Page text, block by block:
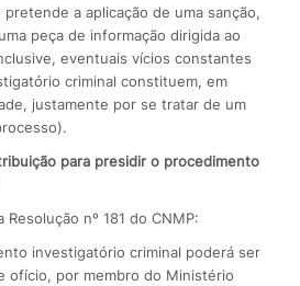
a aplicação de uma sanção,
peça de informação dirigida ao
eventuais vícios constantes
criminal constituem, em
justamente por se tratar de um
para presidir o procedimento
nº 181 do CNMP:
investigatório criminal poderá ser
ofício, por membro do Ministério